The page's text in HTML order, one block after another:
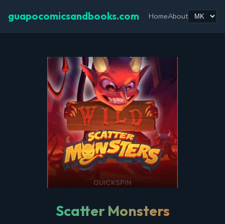
guapocomicsandbooks.com HomeAbout
Scatter Monsters